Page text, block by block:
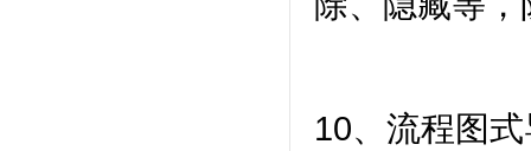
10、流程图